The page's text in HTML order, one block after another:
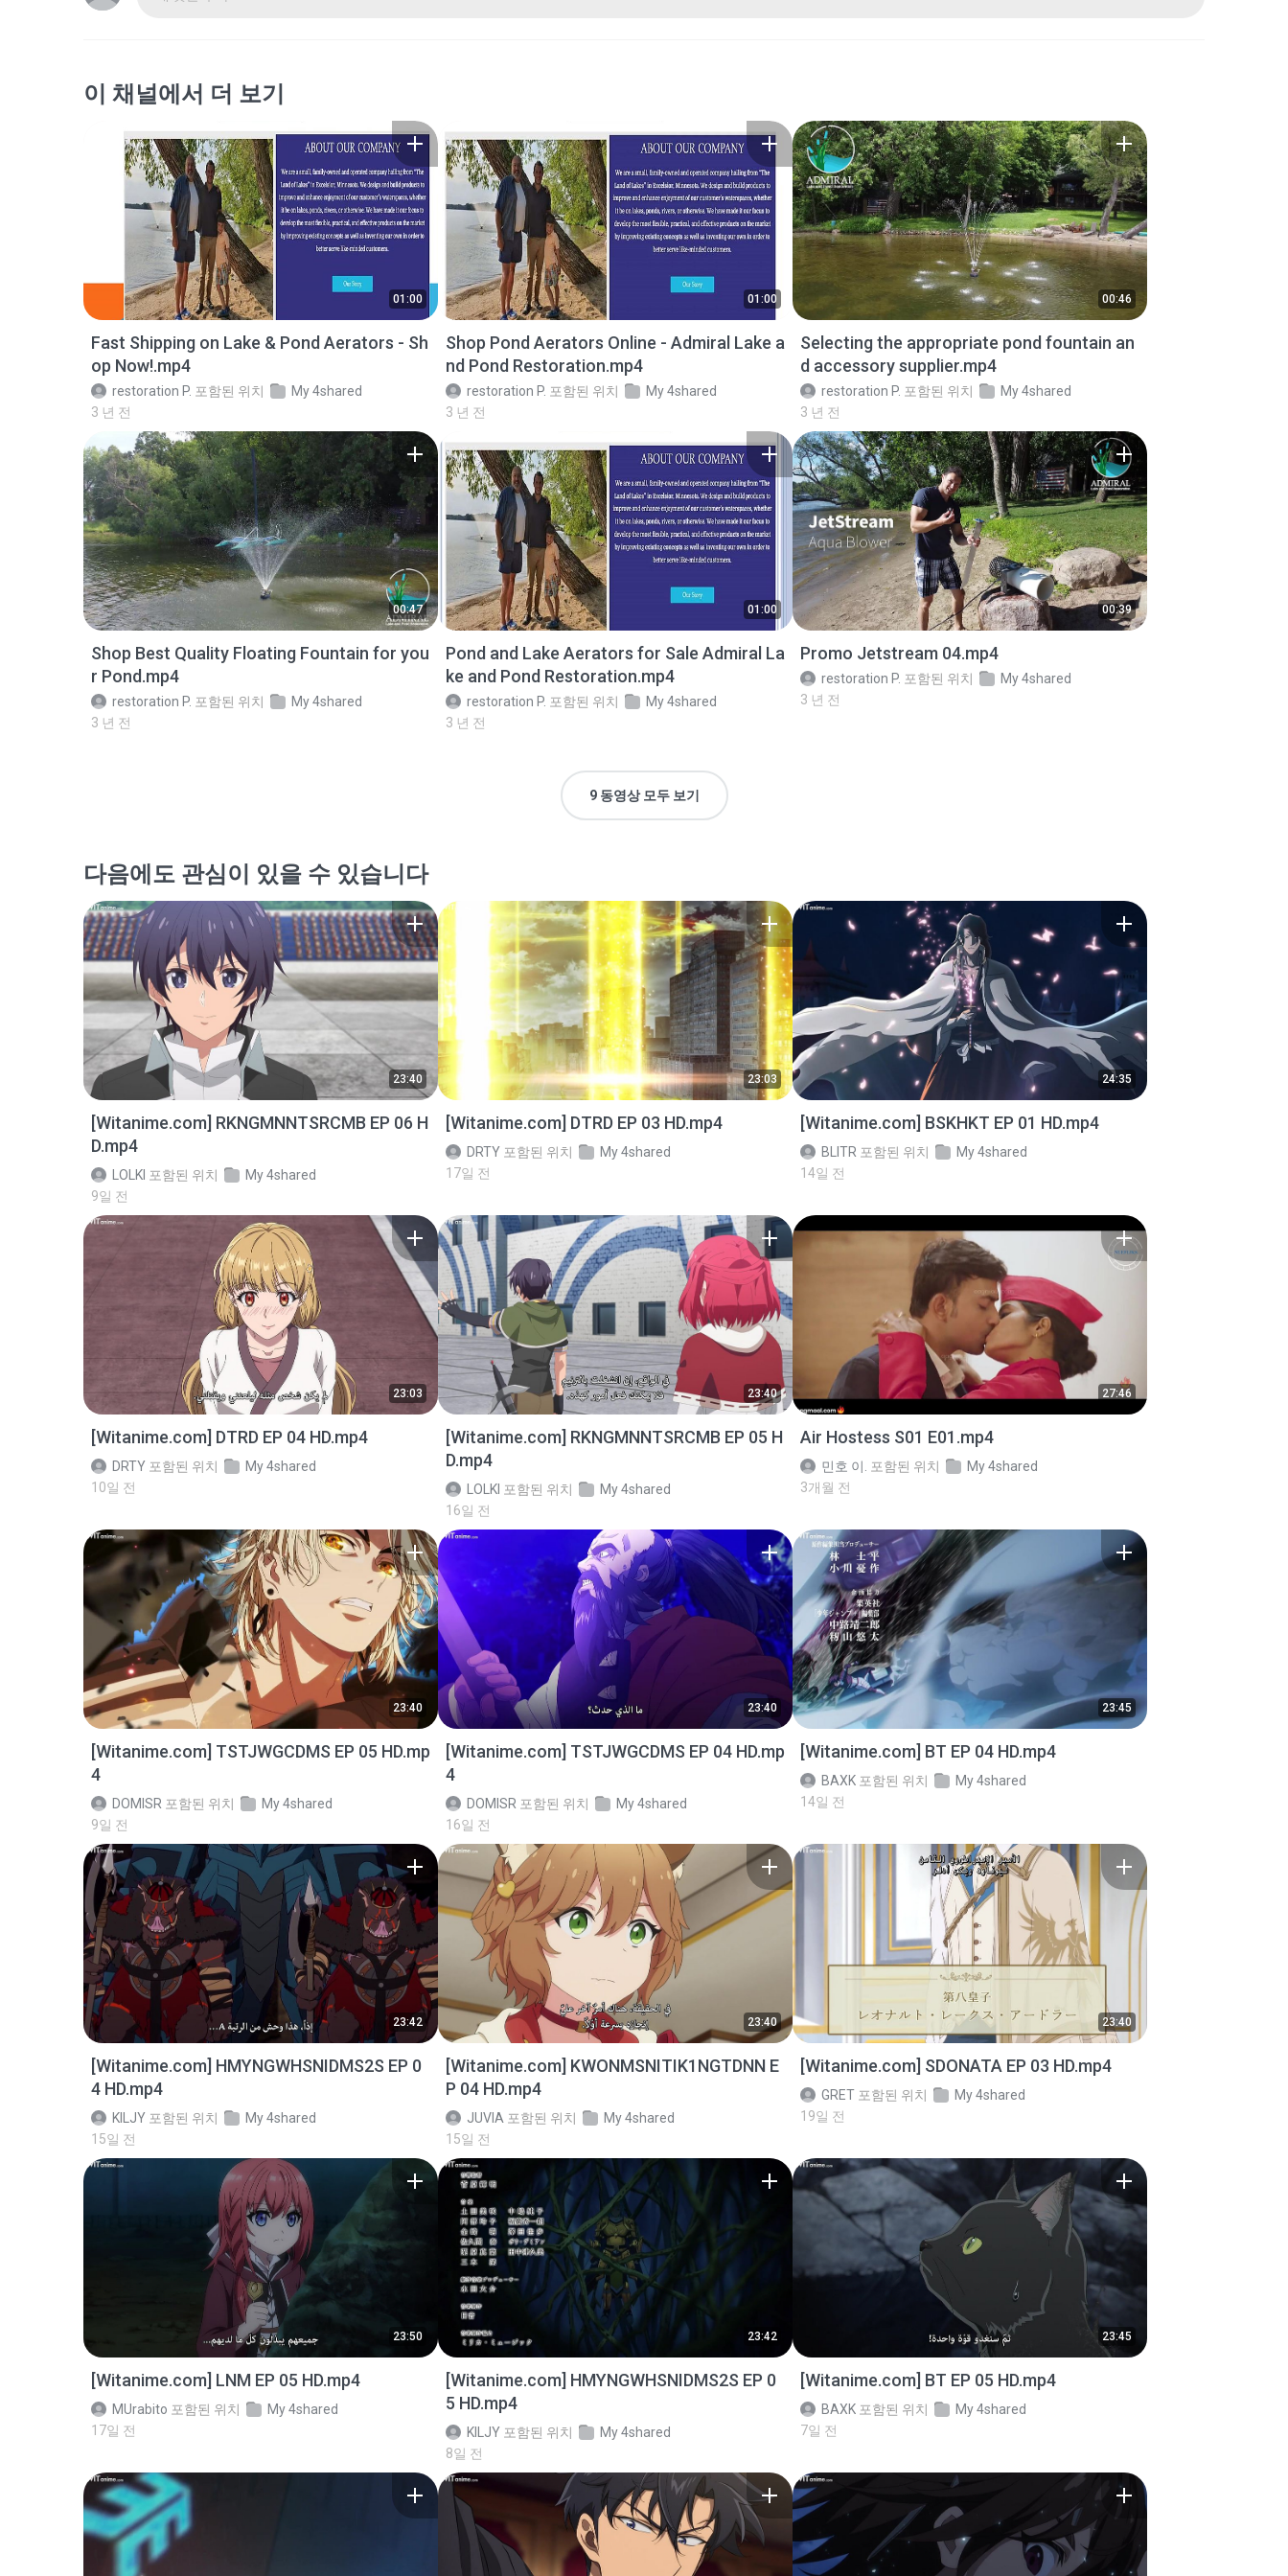
이 채널에서 더 보기
01:00
Fast Shipping on Lake & Pond Aerators - Sh
op Now!.mp4
restoration P. 포함된 위치
My 4shared
3 년 전
01:00
Shop Pond Aerators Online - Admiral Lake a
nd Pond Restoration.mp4
restoration P. 포함된 위치
My 4shared
3 년 전
00:46
Selecting the appropriate pond fountain an
d accessory supplier.mp4
restoration P. 포함된 위치
My 4shared
3 년 전
00:47
Shop Best Quality Floating Fountain for you
r Pond.mp4
restoration P. 포함된 위치
My 4shared
3 년 전
01:00
Pond and Lake Aerators for Sale Admiral La
ke and Pond Restoration.mp4
restoration P. 포함된 위치
My 4shared
3 년 전
00:39
Promo Jetstream 04.mp4
restoration P. 포함된 위치
My 4shared
3 년 전
9 동영상 모두 보기
다음에도 관심이 있을 수 있습니다
23:40
[Witanime.com] RKNGMNNTSRCMB EP 06 H
D.mp4
LOLKI 포함된 위치
My 4shared
9일 전
23:03
[Witanime.com] DTRD EP 03 HD.mp4
DRTY 포함된 위치
My 4shared
17일 전
24:35
[Witanime.com] BSKHKT EP 01 HD.mp4
BLITR 포함된 위치
My 4shared
14일 전
23:03
[Witanime.com] DTRD EP 04 HD.mp4
DRTY 포함된 위치
My 4shared
10일 전
23:40
[Witanime.com] RKNGMNNTSRCMB EP 05 H
D.mp4
LOLKI 포함된 위치
My 4shared
16일 전
27:46
Air Hostess S01 E01.mp4
민호 이. 포함된 위치
My 4shared
3개월 전
23:40
[Witanime.com] TSTJWGCDMS EP 05 HD.mp
4
DOMISR 포함된 위치
My 4shared
9일 전
23:40
[Witanime.com] TSTJWGCDMS EP 04 HD.mp
4
DOMISR 포함된 위치
My 4shared
16일 전
23:45
[Witanime.com] BT EP 04 HD.mp4
BAXK 포함된 위치
My 4shared
14일 전
23:42
[Witanime.com] HMYNGWHSNIDMS2S EP 0
4 HD.mp4
KILJY 포함된 위치
My 4shared
15일 전
23:40
[Witanime.com] KWONMSNITIK1NGTDNN E
P 04 HD.mp4
JUVIA 포함된 위치
My 4shared
15일 전
23:40
[Witanime.com] SDONATA EP 03 HD.mp4
GRET 포함된 위치
My 4shared
19일 전
23:50
[Witanime.com] LNM EP 05 HD.mp4
MUrabito 포함된 위치
My 4shared
17일 전
23:42
[Witanime.com] HMYNGWHSNIDMS2S EP 0
5 HD.mp4
KILJY 포함된 위치
My 4shared
8일 전
23:45
[Witanime.com] BT EP 05 HD.mp4
BAXK 포함된 위치
My 4shared
7일 전